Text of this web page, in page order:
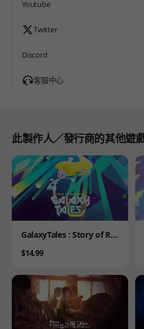
Youtube
Twitter
Discord
客服中心
此製作人／發行商的其他遊
Product
GalaxyTales : Story of Ra
Price
$14.99